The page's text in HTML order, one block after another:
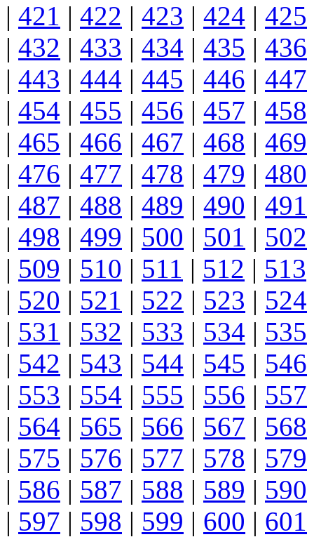
| 421 | 422 | 423 | 424 | 425
| 432 | 433 | 434 | 435 | 436
| 443 | 444 | 445 | 446 | 447
| 454 | 455 | 456 | 457 | 458
| 465 | 466 | 467 | 468 | 469
| 476 | 477 | 478 | 479 | 480
| 487 | 488 | 489 | 490 | 491
| 498 | 499 | 500 | 501 | 502
| 509 | 510 | 511 | 512 | 513
| 520 | 521 | 522 | 523 | 524
| 531 | 532 | 533 | 534 | 535
| 542 | 543 | 544 | 545 | 546
| 553 | 554 | 555 | 556 | 557
| 564 | 565 | 566 | 567 | 568
| 575 | 576 | 577 | 578 | 579
| 586 | 587 | 588 | 589 | 590
| 597 | 598 | 599 | 600 | 601